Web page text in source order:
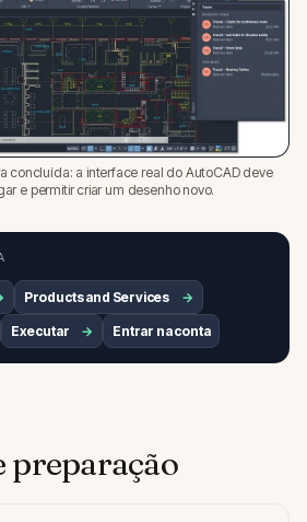
concluída: a interface real do AutoCAD deve
e permitir criar um desenho novo.
Products and Services
Executar Entrar na conta
preparação